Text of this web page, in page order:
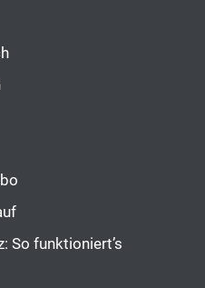
So funktioniert’s